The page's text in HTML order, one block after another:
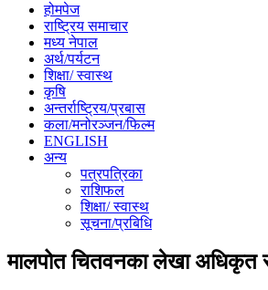
होमपेज
राष्ट्रिय समाचार
मध्य नेपाल
अर्थ/पर्यटन
शिक्षा/ स्वास्थ
कृषि
अन्तर्राष्ट्रिय/प्रबास
कला/मनोरञ्जन/फिल्म
ENGLISH
अन्य
पत्रपत्रिका
राशिफल
शिक्षा/ स्वास्थ
सूचना/प्रबिधि
मालपोत चितवनका लेखा अधिकृत र